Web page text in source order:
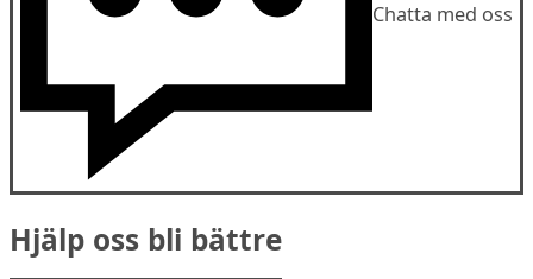
Chatta med oss
Hjälp oss bli bättre